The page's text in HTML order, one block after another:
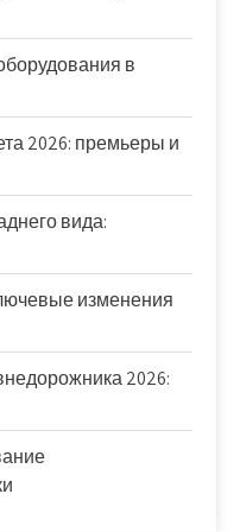
в
2026: премьеры и
вида:
изменения
2026: